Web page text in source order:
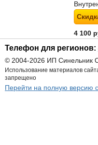
4 100
Телефон для регионов:
© 2004-2026 ИП Синельник
Использование материалов
запрещено
Перейти на полную версию